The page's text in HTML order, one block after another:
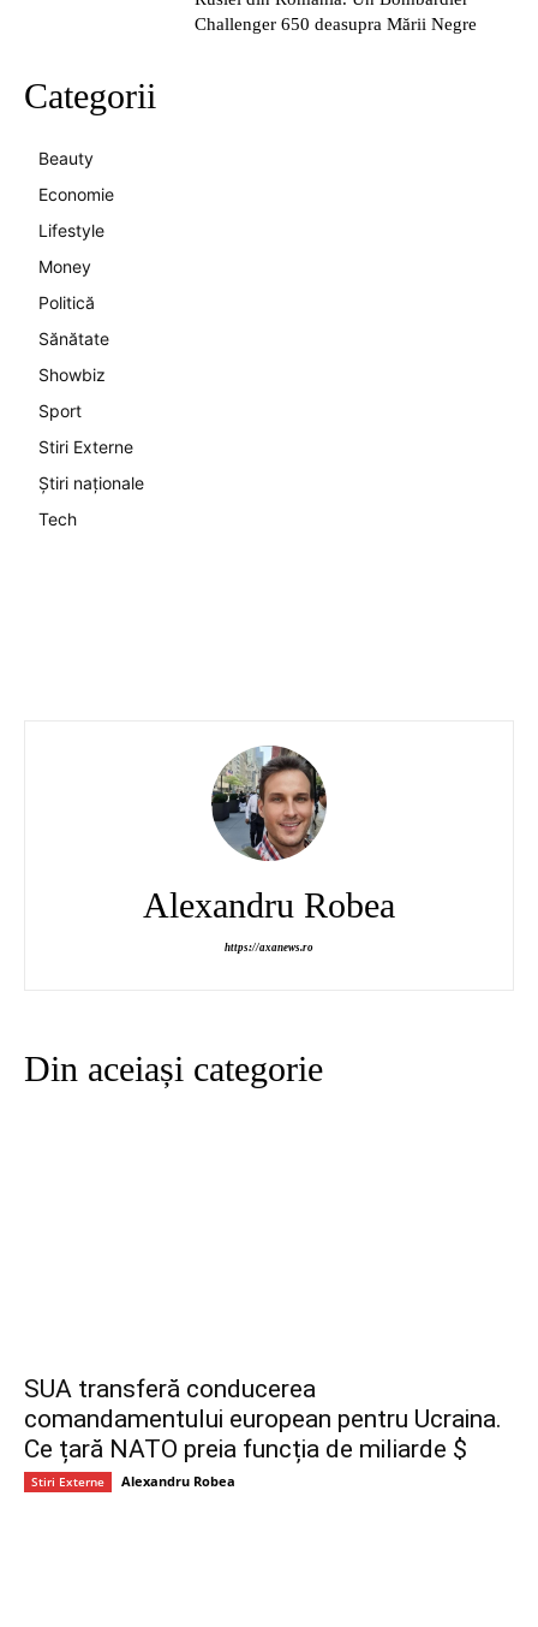
Challenger 650 deasupra Mării Negre
Categorii
Beauty
Economie
Lifestyle
Money
Politică
Sănătate
Showbiz
Sport
Stiri Externe
Știri naționale
Tech
Alexandru Robea
https://axanews.ro
Din aceiași categorie
SUA transferă conducerea
comandamentului european pentru Ucraina.
Ce țară NATO preia funcția de miliarde $
Stiri Externe Alexandru Robea